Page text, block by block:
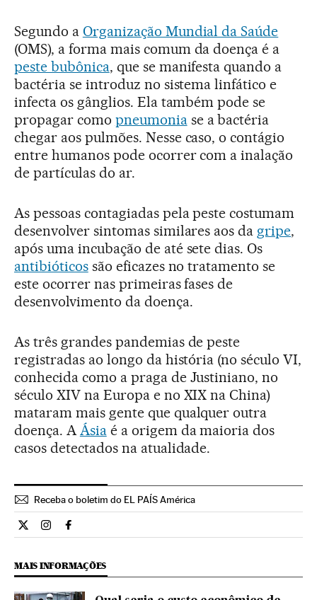
Segundo a Organização Mundial da Saúde
(OMS), a forma mais comum da doença é a
peste bubônica, que se manifesta quando a
bactéria se introduz no sistema linfático e
infecta os gânglios. Ela também pode se
propagar como pneumoniase a bactéria
chegar aos pulmões. Nesse caso, o contágio
entre humanos pode ocorrer com a inalação
de partículas do ar.
As pessoas contagiadas pela peste costumam
desenvolver sintomas similares aos da gripe,
após uma incubação de até sete dias. Os
antibióticossão eficazes no tratamento se
este ocorrer nas primeiras fases de
desenvolvimento da doença.
As três grandes pandemias de peste
registradas ao longo da história (no século VI,
conhecida como a praga de Justiniano, no
século XIV na Europa e no XIX na China)
mataram mais gente que qualquer outra
doença. AÁsiaé a origem da maioria dos
casos detectados na atualidade.
Receba o boletim do EL PAÍS América
Internacional El País Brasil en Twitter
Internacional El País Brasil en Instagram
Internacional El País Brasil en Facebook
MAIS INFORMAÇÕES